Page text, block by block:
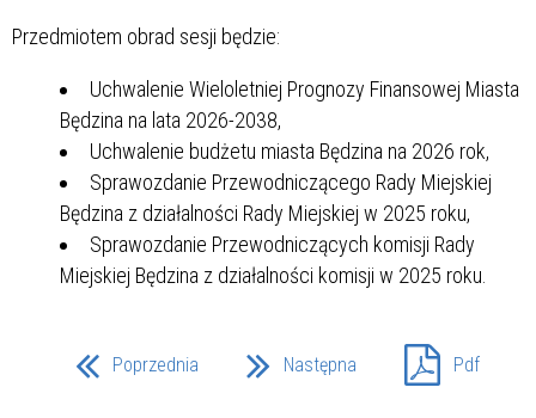
Przedmiotem obrad sesji będzie:
Uchwalenie Wieloletniej Prognozy Finansowej Miasta
Będzina na lata 2026-2038,
Uchwalenie budżetu miasta Będzina na 2026 rok,
Sprawozdanie Przewodniczącego Rady Miejskiej
Będzina z działalności Rady Miejskiej w 2025 roku,
Sprawozdanie Przewodniczących komisji Rady
Miejskiej Będzina z działalności komisji w 2025 roku.
Poprzednia Następna Pdf